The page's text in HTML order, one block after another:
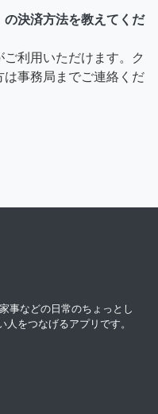
決済方法を教えてくだ
利用いただけます。ク
は事務局までご連絡くだ
事などの日常のちょっとし
をつなげるアプリです。